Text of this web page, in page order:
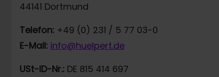
44141 Dortmund
Telefon: +49 (0) 231 / 5 77 03-0
E-Mail: info@huelpert.de
USt-ID-Nr.: DE 815 414 697